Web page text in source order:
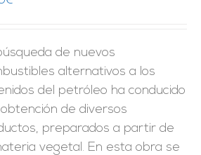
de nuevos
alternativos a los
del petróleo ha conducido
de diversos
preparados a partir de
vegetal. En esta obra se